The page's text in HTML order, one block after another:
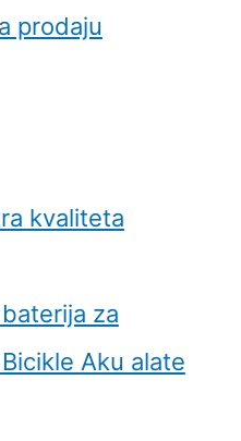
prodaju
kvaliteta
za
Aku alate